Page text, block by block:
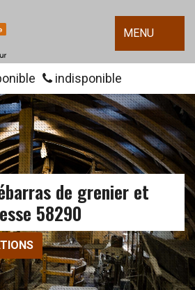
MENU
indisponible
de grenier et
58290